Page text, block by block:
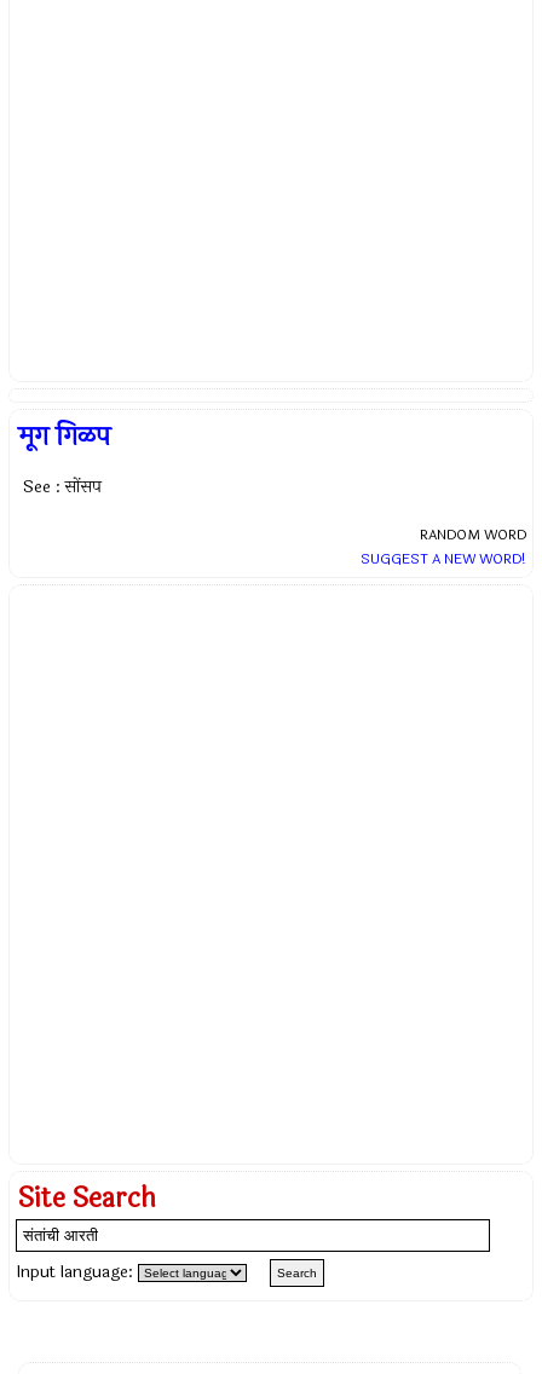
मूग गिळप
See : सोंसप
RANDOM WORD
SUGGEST A NEW WORD!
Site Search
Input language: